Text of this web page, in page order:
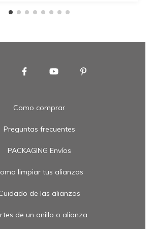
Como comprar
Preguntas frecuentes
PACKAGING Envíos
limpiar tus alianzas
de las alianzas
de un anillo o alianza